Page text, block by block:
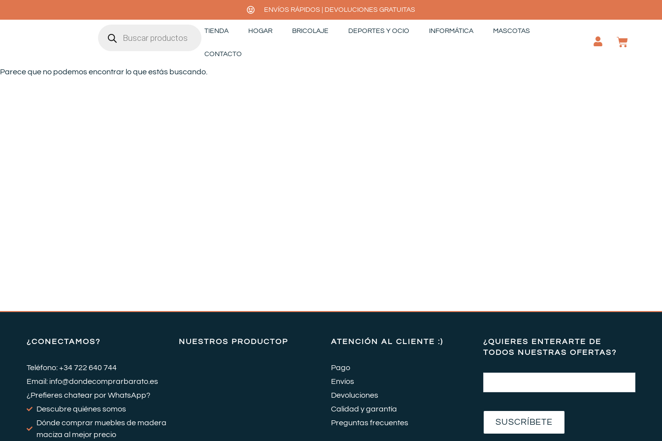
al
ENVÍOS RÁPIDOS | DEVOLUCIONES GRATUITAS
productos
TIENDA HOGAR BRICOLAJE DEPORTES Y OCIO INFORMÁTICA MASCOTAS
CONTACTO
Parece que no podemos encontrar lo que estás buscando.
¿CONECTAMOS?
Teléfono: +34 722 640 744
Email: info@dondecomprarbarato.es
¿Prefieres chatear por WhatsApp?
Descubre quiénes somos
Dónde comprar muebles de madera
maciza al mejor precio
NUESTROS PRODUCTOP ATENCIÓN AL CLIENTE :)
Pago
Envíos
Devoluciones
Calidad y garantía
Preguntas frecuentes
¿QUIERES ENTERARTE DE
TODOS NUESTRAS OFERTAS?
SUSCRÍBETE